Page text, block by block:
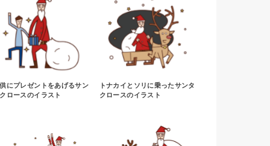
にプレゼントをあげるサン
ロースのイラスト
トナカイとソリに乗ったサンタ
クロースのイラスト